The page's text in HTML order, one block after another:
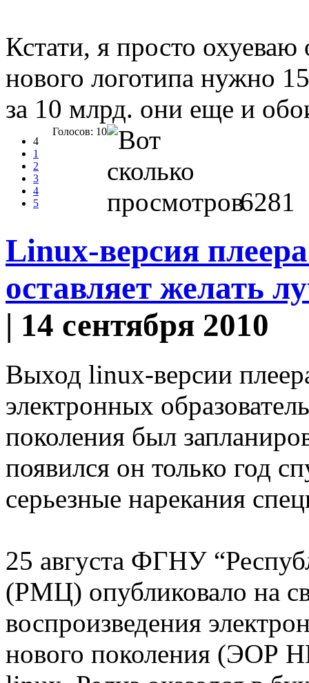
Кстати, я просто охуеваю
нового логотипа нужно
за 10 млрд. они еще и
4
1
2
3
4
5
Голосов: 10
6281
Linux-версия
оставляет желать
| 14 сентября 2010
Выход linux-версии
электронных
поколения был
появился он только год
серьезные нарекания
25 августа ФГНУ
(РМЦ) опубликовало на
воспроизведения
нового поколения (ЭОР